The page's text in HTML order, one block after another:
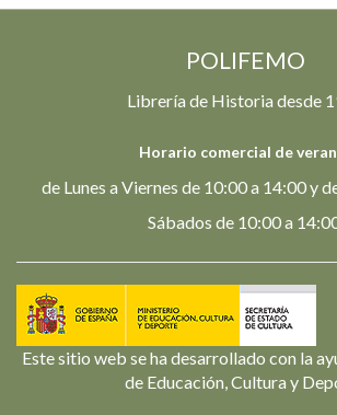
POLIFEMO
Librería de Historia desde
Horario comercial de
de Lunes a Viernes de 10:00 a 14:00 y
Sábados de 10:00 a
Este sitio web se ha desarrollado con la
de Educación, Cultura y